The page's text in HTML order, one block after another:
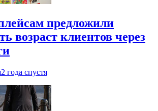
предложили
возраст клиентов через
2 года спустя